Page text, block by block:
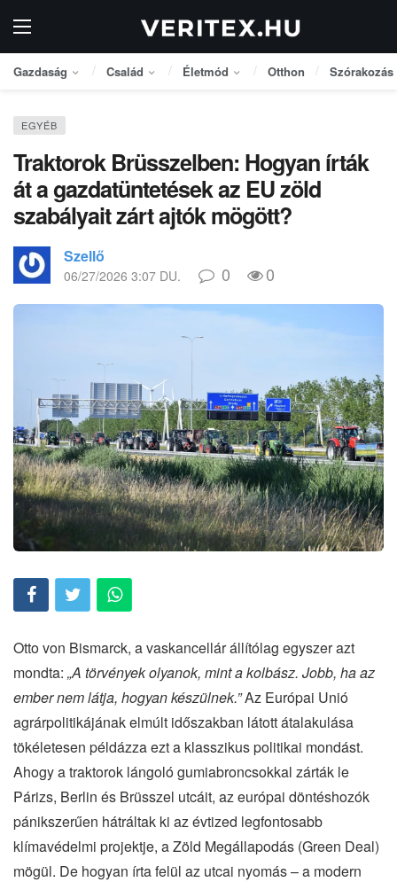
Gazdaság Család Életmód Otthon Szórakozás
EGYÉB
Traktorok Brüsszelben: Hogyan írták
át a gazdatüntetések az EU zöld
szabályait zárt ajtók mögött?
Szellő
06/27/2026 3:07 DU. 0 0
Otto von Bismarck, a vaskancellár állítólag egyszer azt
mondta: „A törvények olyanok, mint a kolbász. Jobb, ha az
ember nem látja, hogyan készülnek.”Az Európai Unió
agrárpolitikájának elmúlt időszakban látott átalakulása
tökéletesen példázza ezt a klasszikus politikai mondást.
Ahogy a traktorok lángoló gumiabroncsokkal zárták le
Párizs, Berlin és Brüsszel utcáit, az európai döntéshozók
pánikszerűen hátráltak ki az évtized legfontosabb
klímavédelmi projektje, a Zöld Megállapodás (Green Deal)
mögül. De hogyan írta felül az utcai nyomás – a modern